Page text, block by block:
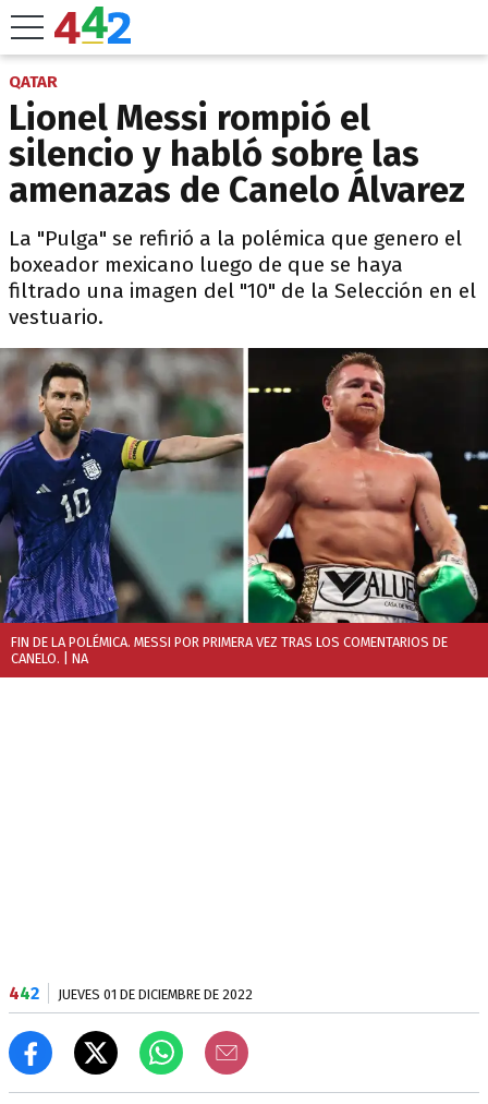
QATAR
Lionel Messi rompió el
silencio y habló sobre las
amenazas de Canelo Álvarez
La "Pulga" se refirió a la polémica que genero el
boxeador mexicano luego de que se haya
filtrado una imagen del "10" de la Selección en el
vestuario.
FIN DE LA POLÉMICA. MESSI POR PRIMERA VEZ TRAS LOS COMENTARIOS DE
CANELO. | NA
442 JUEVES 01 DE DICIEMBRE DE 2022